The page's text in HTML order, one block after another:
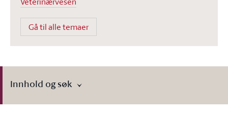
Gå til alle temaer
Innhold og søk